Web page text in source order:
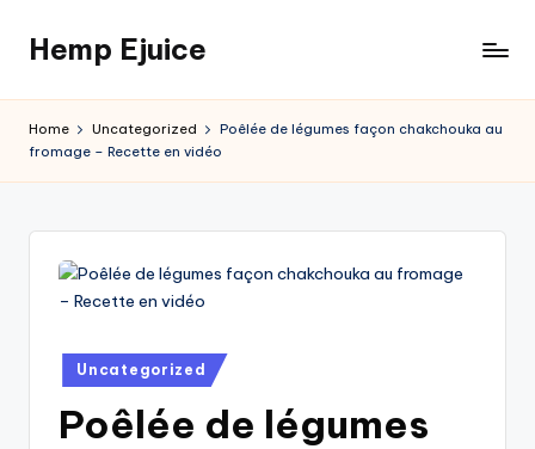
content
Hemp Ejuice
Home Uncategorized
Poêlée de légumes façon chakchouka au
fromage – Recette en vidéo
Posted
in
Uncategorized
Poêlée de légumes